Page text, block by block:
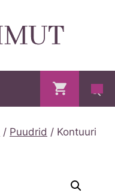
/ Puudrid / Kontuuri